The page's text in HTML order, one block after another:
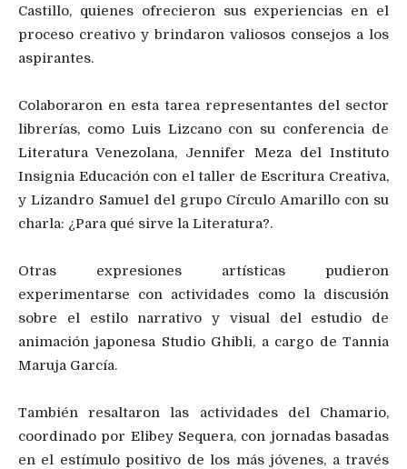
Castillo, quienes ofrecieron sus experiencias en el
proceso creativo y brindaron valiosos consejos a los
aspirantes.
Colaboraron en esta tarea representantes del sector
librerías, como Luis Lizcano con su conferencia de
Literatura Venezolana, Jennifer Meza del Instituto
Insignia Educación con el taller de Escritura Creativa,
y Lizandro Samuel del grupo Círculo Amarillo con su
charla: ¿Para qué sirve la Literatura?.
Otras expresiones artísticas pudieron
experimentarse con actividades como la discusión
sobre el estilo narrativo y visual del estudio de
animación japonesa Studio Ghibli, a cargo de Tannia
Maruja García.
También resaltaron las actividades del Chamario,
coordinado por Elibey Sequera, con jornadas basadas
en el estímulo positivo de los más jóvenes, a través